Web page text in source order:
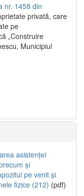
nr. 1458 din
privată, care
pe
„Construire
Municipiul
asistenței
și
pe venit și
fizice (212) (pdf)